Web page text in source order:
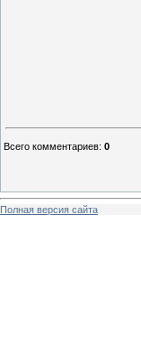
Всего комментариев: 0
Полная версия сайта